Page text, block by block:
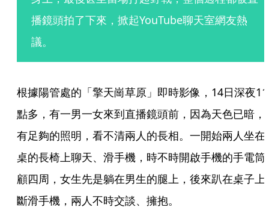
播鏡頭拍了下來，掀起YouTube聊天室網友熱
議。
根據陽管處的「擎天崗草原」即時影像，14日深夜11
點多，有一男一女來到直播鏡頭前，因為天色已暗，
有足夠的照明，看不清兩人的長相。一開始兩人坐在
桌的長椅上聊天、滑手機，時不時開啟手機的手電筒
顧四周，女生先是躺在男生的腿上，後來趴在桌子上
斷滑手機，兩人不時交談、擁抱。